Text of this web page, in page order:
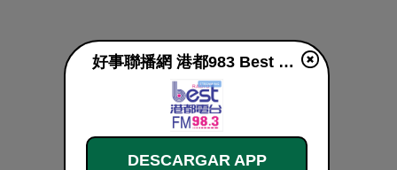
好事聯播網 港都983 Best Radio FM98.3 en vivo
DESCARGAR APP